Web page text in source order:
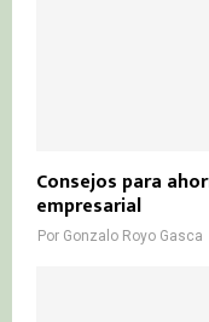
Consejos para
empresarial
Por Gonzalo Royo Gasca